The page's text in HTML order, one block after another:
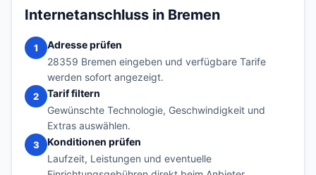
Internetanschluss in Bremen
1
Adresse prüfen
28359 Bremen eingeben und verfügbare Tarife
werden sofort angezeigt.
2
Tarif filtern
Gewünschte Technologie, Geschwindigkeit und
Extras auswählen.
3
Konditionen prüfen
Laufzeit, Leistungen und eventuelle